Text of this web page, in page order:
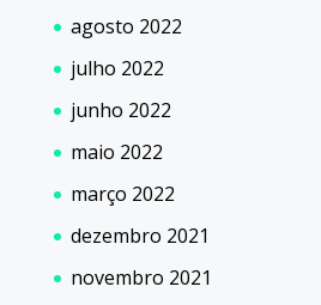
agosto 2022
julho 2022
junho 2022
maio 2022
março 2022
dezembro 2021
novembro 2021